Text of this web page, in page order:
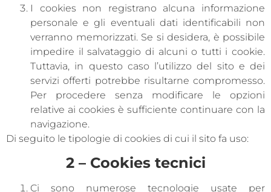
I cookies non registrano alcuna informazione
personale e gli eventuali dati identificabili non
verranno memorizzati. Se si desidera, è possibile
impedire il salvataggio di alcuni o tutti i cookie.
Tuttavia, in questo caso l’utilizzo del sito e dei
servizi offerti potrebbe risultarne compromesso.
Per procedere senza modificare le opzioni
relative ai cookies è sufficiente continuare con la
navigazione.
Di seguito le tipologie di cookies di cui il sito fa uso:
2 – Cookies tecnici
Ci sono numerose tecnologie usate per